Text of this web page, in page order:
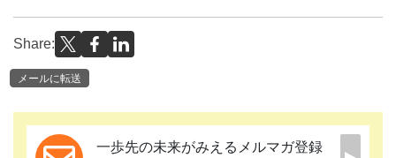
Share:
メールに転送
一歩先の未来がみえるメルマガ登録